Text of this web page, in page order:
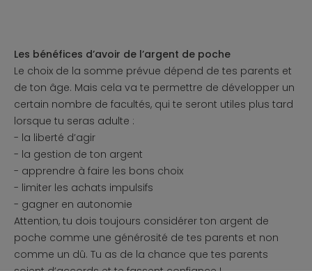
Les bénéfices d’avoir de l’argent de poche
Le choix de la somme prévue dépend de tes parents et
de ton âge. Mais cela va te permettre de développer un
certain nombre de facultés, qui te seront utiles plus tard
lorsque tu seras adulte :
- la liberté d’agir
- la gestion de ton argent
- apprendre à faire les bons choix
- limiter les achats impulsifs
- gagner en autonomie
Attention, tu dois toujours considérer ton argent de
poche comme une générosité de tes parents et non
comme un dû. Tu as de la chance que tes parents